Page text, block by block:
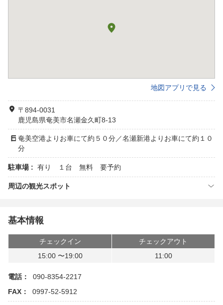
地図アプリで見る
〒894-0031
鹿児島県奄美市名瀬金久町8-13
奄美空港よりお車にて約５０分／名瀬新港よりお車にて約１０
分
駐車場 : 有り １台 無料 要予約
周辺の観光スポット
基本情報
チェックイン
チェックアウト
15:00 〜19:00
11:00
電話：
090-8354-2217
FAX：
0997-52-5912